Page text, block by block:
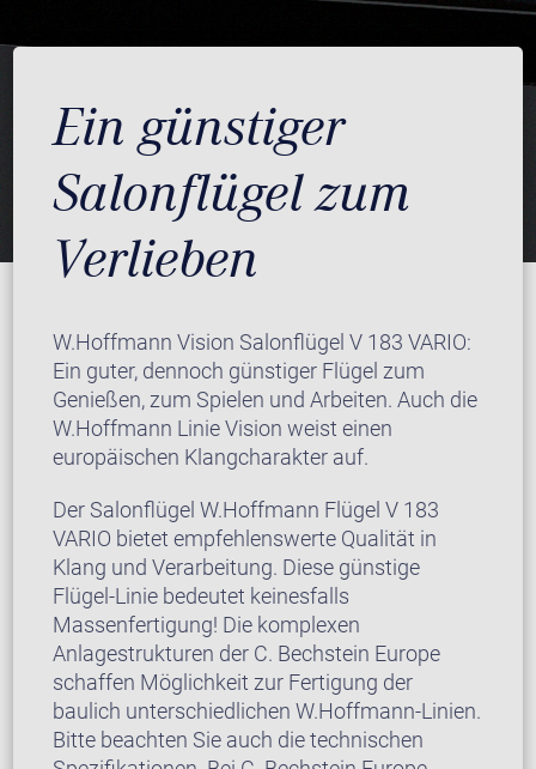
Ein günstiger
Salonflügel zum
Verlieben
W.Hoffmann Vision Salonflügel V 183 VARIO:
Ein guter, dennoch günstiger Flügel zum
Genießen, zum Spielen und Arbeiten. Auch die
W.Hoffmann Linie Vision weist einen
europäischen Klangcharakter auf.
Der Salonflügel W.Hoffmann Flügel V 183
VARIO bietet empfehlenswerte Qualität in
Klang und Verarbeitung. Diese günstige
Flügel-Linie bedeutet keinesfalls
Massenfertigung! Die komplexen
Anlagestrukturen der C. Bechstein Europe
schaffen Möglichkeit zur Fertigung der
baulich unterschiedlichen W.Hoffmann-Linien.
Bitte beachten Sie auch die technischen